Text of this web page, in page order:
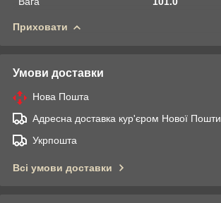
Приховати
Умови доставки
Нова Пошта
Адресна доставка кур'єром Нової Пошти
Укрпошта
Всі умови доставки